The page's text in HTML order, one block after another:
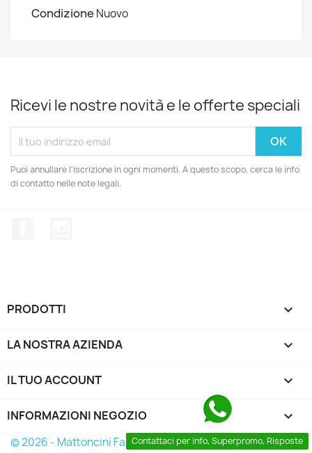
Condizione Nuovo
Ricevi le nostre novità e le offerte speciali
Puoi annullare l'iscrizione in ogni momenti. A questo scopo, cerca le info
di contatto nelle note legali.
PRODOTTI 
LA NOSTRA AZIENDA 
IL TUO ACCOUNT 
INFORMAZIONI NEGOZIO keyboard_arrow_down
Contattaci per Info, Superpromo, Risposte
© 2026 - Mattoncini Famosi